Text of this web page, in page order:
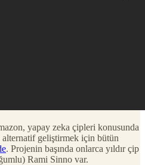
yapay zeka çipleri konusunda
geliştirmek için bütün
. Projenin başında onlarca yıldır çip
Rami Sinno var.